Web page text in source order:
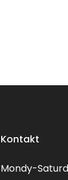
Kontakt
Mondy-